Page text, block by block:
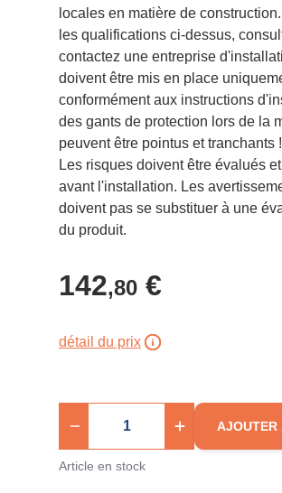
locales en matière de
les qualifications ci-dessus,
contactez une entreprise
doivent être mis en place
conformément aux instructions
des gants de protection lors de la
peuvent être pointus et
Les risques doivent être évalués
avant l'installation. Les
doivent pas se substituer à une
du produit.
142,80 €
détail du prix
AJOUTER
Article en stock